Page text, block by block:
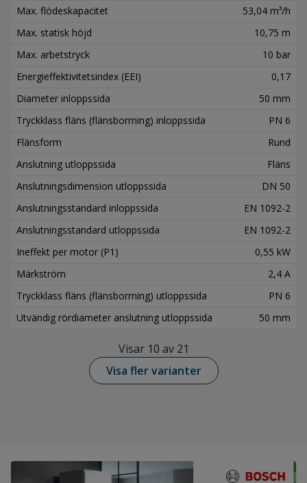
Max. flödeskapacitet
53,04 m³/h
Max. statisk höjd
10,75 m
Max. arbetstryck
10 bar
Energieffektivitetsindex (EEI)
0,17
Diameter inloppssida
50 mm
Tryckklass fläns (flänsborrning) inloppssida
PN 6
Flänsform
Rund
Anslutning utloppssida
Fläns
Anslutningsdimension utloppssida
DN 50
Anslutningsstandard inloppssida
EN 1092-2
Anslutningsstandard utloppssida
EN 1092-2
Ineffekt per motor (P1)
0,55 kW
Märkström
2,4 A
Tryckklass fläns (flänsborrning) utloppssida
PN 6
Utvändig rördiameter anslutning utloppssida
50 mm
Visar 10 av 21
Visa fler varianter